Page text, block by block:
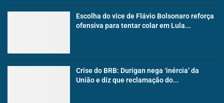
Escolha do vice de Flávio Bolsonaro reforça
ofensiva para tentar colar em Lula...
Crise do BRB: Durigan nega ‘inércia’ da
União e diz que reclamação do...